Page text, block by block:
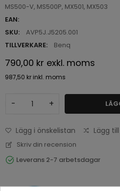
MS500-V, MS500P, MX501, MX503
EAN:
SKU:
AVP5J.J5205.001
TILLVERKARE:
Benq
790,00 kr exkl. moms
987,50 kr inkl. moms
- +
Lägg i önskelistan Lägg
Skriv din recension
Leverans 2-7 arbetsdagar